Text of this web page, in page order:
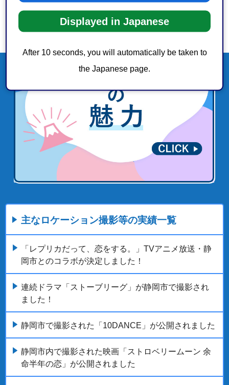
Displayed in Japanese
After 10 seconds, you will automatically be taken to
the Japanese page.
主なロケーション撮影等の実績一覧
「レプリカだって、恋をする。」TVアニメ放送・静
岡市とのコラボが決定しました！
連続ドラマ「ストーブリーグ」が静岡市で撮影され
ました！
静岡市で撮影された「10DANCE」が公開されました
静岡市内で撮影された映画「ストロベリームーン 余
命半年の恋」が公開されました